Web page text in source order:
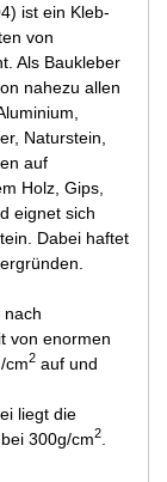
ist ein Kleb-
von
Als Baukleber
nahezu allen
Naturstein,
auf
Holz, Gips,
eignet sich
Dabei haftet
nach
von enormen
cm2 auf und
liegt die
300g/cm2